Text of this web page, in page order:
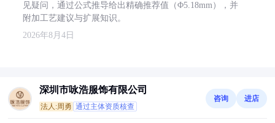
见疑问，通过公式推导给出精确推荐值（Φ5.18mm），并
附加工艺建议与扩展知识。
2026年8月4日
深圳市咏浩服饰有限公司
法人:周勇 通过主体资质核查
咨询 进店